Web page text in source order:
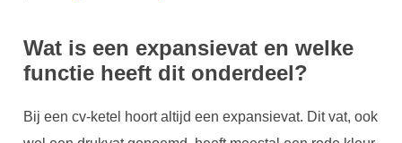
Wat is een expansievat en welke
functie heeft dit onderdeel?
Bij een cv-ketel hoort altijd een expansievat. Dit vat, ook